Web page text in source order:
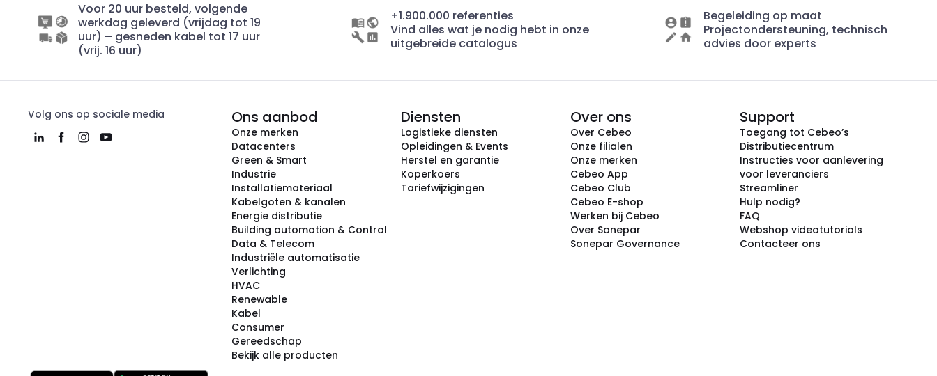
Voor 20 uur besteld, volgende
werkdag geleverd (vrijdag tot 19
uur) – gesneden kabel tot 17 uur
(vrij. 16 uur)
+1.900.000 referenties
Vind alles wat je nodig hebt in onze
uitgebreide catalogus
Begeleiding op maat
Projectondersteuning, technisch
advies door experts
Volg ons op sociale media Ons aanbod
Onze merken
Datacenters
Green & Smart
Industrie
Installatiemateriaal
Kabelgoten & kanalen
Energie distributie
Building automation & Control
Data & Telecom
Industriële automatisatie
Verlichting
HVAC
Renewable
Kabel
Consumer
Gereedschap
Bekijk alle producten
Diensten
Logistieke diensten
Opleidingen & Events
Herstel en garantie
Koperkoers
Tariefwijzigingen
Over ons
Over Cebeo
Onze filialen
Onze merken
Cebeo App
Cebeo Club
Cebeo E-shop
Werken bij Cebeo
Over Sonepar
Sonepar Governance
Support
Toegang tot Cebeo’s
Distributiecentrum
Instructies voor aanlevering
voor leveranciers
Streamliner
Hulp nodig?
FAQ
Webshop videotutorials
Contacteer ons